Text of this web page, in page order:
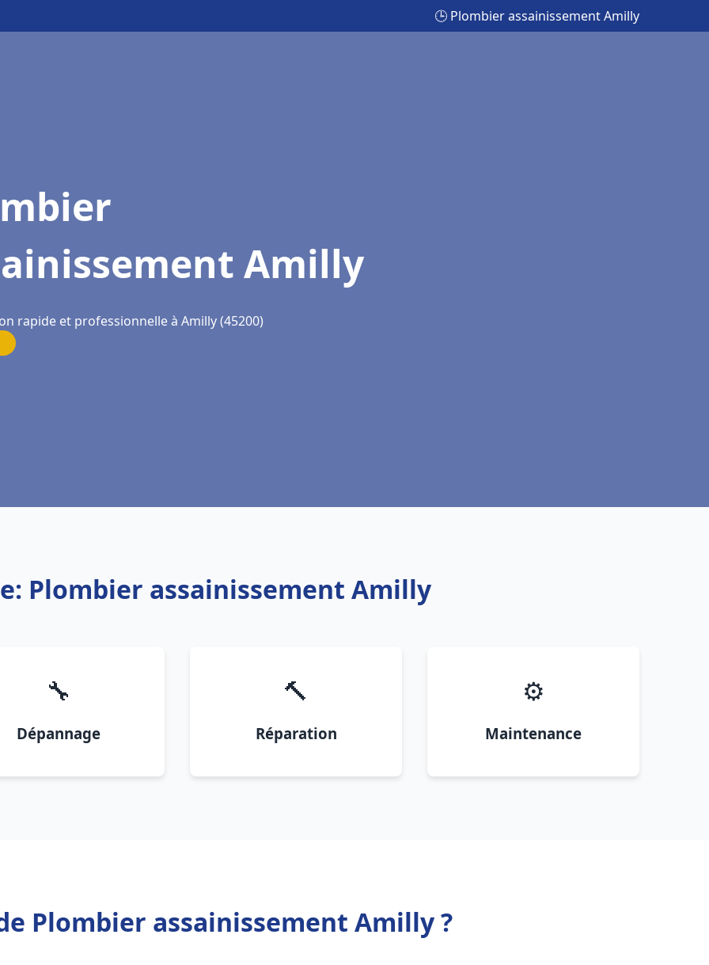
🕒 Plombier assainissement Amilly
Amilly
rapide et professionnelle à Amilly (45200)
Plombier assainissement Amilly
🔧
Dépannage
🔨
Réparation
⚙️
Maintenance
Plombier assainissement Amilly ?